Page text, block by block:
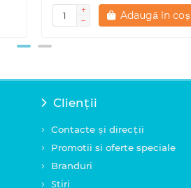
Adaugă în coș
Clienții
Contacte și direcții
Promotii si oferte speciale
Branduri
Știri